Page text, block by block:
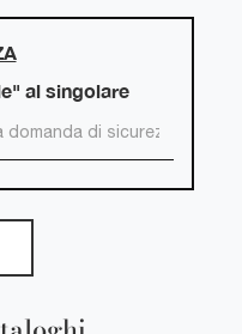
al singolare